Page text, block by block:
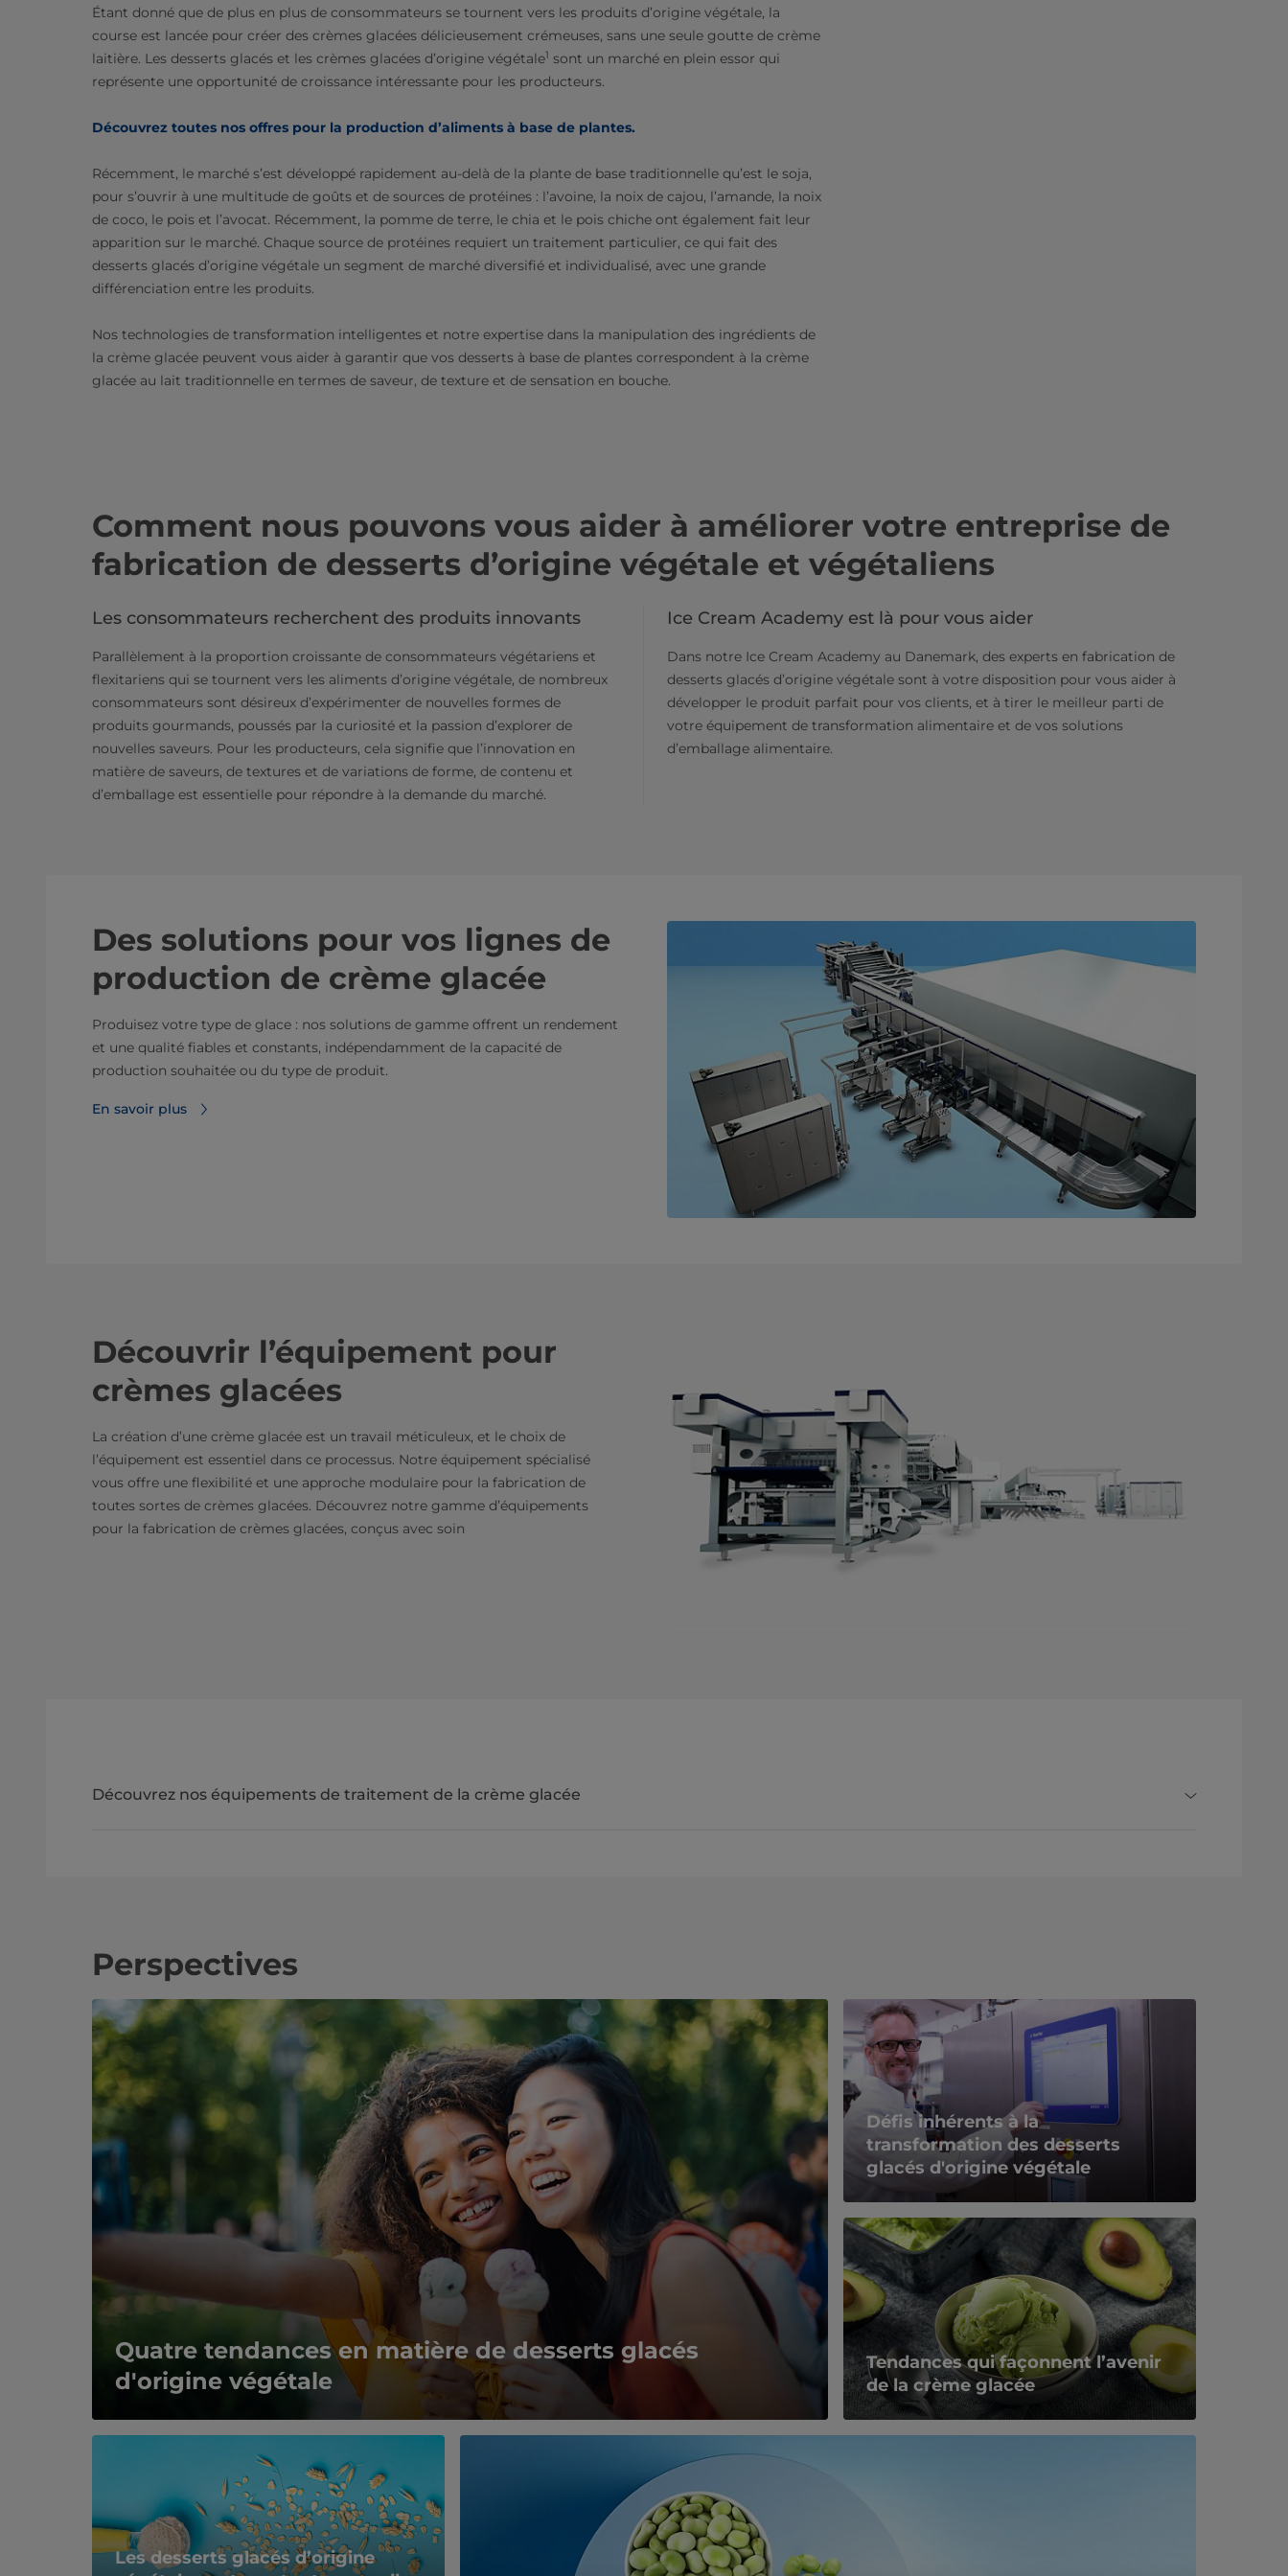
Étant donné que de plus en plus de consommateurs se tournent vers les produits d’origine végétale, la
course est lancée pour créer des crèmes glacées délicieusement crémeuses, sans une seule goutte de crème
laitière. Les desserts glacés et les crèmes glacées d’origine végétale1 sont un marché en plein essor qui
représente une opportunité de croissance intéressante pour les producteurs.
Découvrez toutes nos offres pour la production d’aliments à base de plantes.
Récemment, le marché s’est développé rapidement au-delà de la plante de base traditionnelle qu’est le soja,
pour s’ouvrir à une multitude de goûts et de sources de protéines : l’avoine, la noix de cajou, l’amande, la noix
de coco, le pois et l’avocat. Récemment, la pomme de terre, le chia et le pois chiche ont également fait leur
apparition sur le marché. Chaque source de protéines requiert un traitement particulier, ce qui fait des
desserts glacés d’origine végétale un segment de marché diversifié et individualisé, avec une grande
différenciation entre les produits.
Nos technologies de transformation intelligentes et notre expertise dans la manipulation des ingrédients de
la crème glacée peuvent vous aider à garantir que vos desserts à base de plantes correspondent à la crème
glacée au lait traditionnelle en termes de saveur, de texture et de sensation en bouche.
Comment nous pouvons vous aider à améliorer votre entreprise de
fabrication de desserts d’origine végétale et végétaliens
Les consommateurs recherchent des produits innovants
Parallèlement à la proportion croissante de consommateurs végétariens et
flexitariens qui se tournent vers les aliments d’origine végétale, de nombreux
consommateurs sont désireux d’expérimenter de nouvelles formes de
produits gourmands, poussés par la curiosité et la passion d’explorer de
nouvelles saveurs. Pour les producteurs, cela signifie que l’innovation en
matière de saveurs, de textures et de variations de forme, de contenu et
d’emballage est essentielle pour répondre à la demande du marché.
Ice Cream Academy est là pour vous aider
Dans notre Ice Cream Academy au Danemark, des experts en fabrication de
desserts glacés d’origine végétale sont à votre disposition pour vous aider à
développer le produit parfait pour vos clients, et à tirer le meilleur parti de
votre équipement de transformation alimentaire et de vos solutions
d’emballage alimentaire.
Des solutions pour vos lignes de
production de crème glacée
Produisez votre type de glace : nos solutions de gamme offrent un rendement
et une qualité fiables et constants, indépendamment de la capacité de
production souhaitée ou du type de produit.
En savoir plus
Découvrir l’équipement pour
crèmes glacées
La création d’une crème glacée est un travail méticuleux, et le choix de
l’équipement est essentiel dans ce processus. Notre équipement spécialisé
vous offre une flexibilité et une approche modulaire pour la fabrication de
toutes sortes de crèmes glacées. Découvrez notre gamme d’équipements
pour la fabrication de crèmes glacées, conçus avec soin
Découvrez nos équipements de traitement de la crème glacée
Perspectives
Quatre tendances en matière de desserts glacés
d'origine végétale
Défis inhérents à la
transformation des desserts
glacés d'origine végétale
Tendances qui façonnent l’avenir
de la crème glacée
Les desserts glacés d’origine